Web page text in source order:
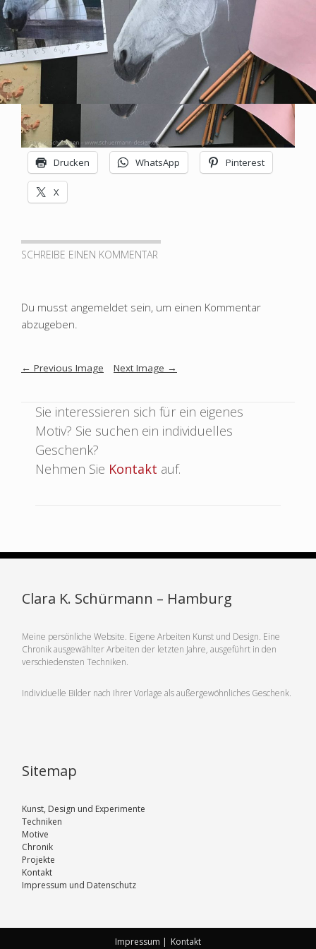
SCHUERMANN
Design
Bilder
Drucken WhatsApp Pinterest
X
SCHREIBE EINEN KOMMENTAR
Du musst angemeldet sein, um einen Kommentar
abzugeben.
Image
navigation
← Previous Image Next Image →
Sie interessieren sich für ein eigenes
Motiv? Sie suchen ein individuelles
Geschenk?
Nehmen Sie Kontakt auf.
Clara K. Schürmann – Hamburg
Meine persönliche Website. Eigene Arbeiten Kunst und Design. Eine
Chronik ausgewählter Arbeiten der letzten Jahre, ausgeführt in den
verschiedensten Techniken.
Individuelle Bilder nach Ihrer Vorlage als außergewöhnliches Geschenk.
Sitemap
Kunst, Design und Experimente
Techniken
Motive
Chronik
Projekte
Kontakt
Impressum und Datenschutz
Impressum | Kontakt